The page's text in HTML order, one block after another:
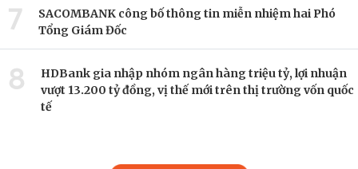
7
SACOMBANK công bố thông tin miễn nhiệm hai Phó
Tổng Giám Đốc
8
HDBank gia nhập nhóm ngân hàng triệu tỷ, lợi nhuận
vượt 13.200 tỷ đồng, vị thế mới trên thị trường vốn quốc
tế